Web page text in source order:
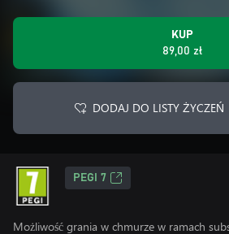
KUP
89,00 zł
DODAJ DO LISTY ŻYCZEŃ
PEGI 7
Możliwość grania w chmurze w ramach